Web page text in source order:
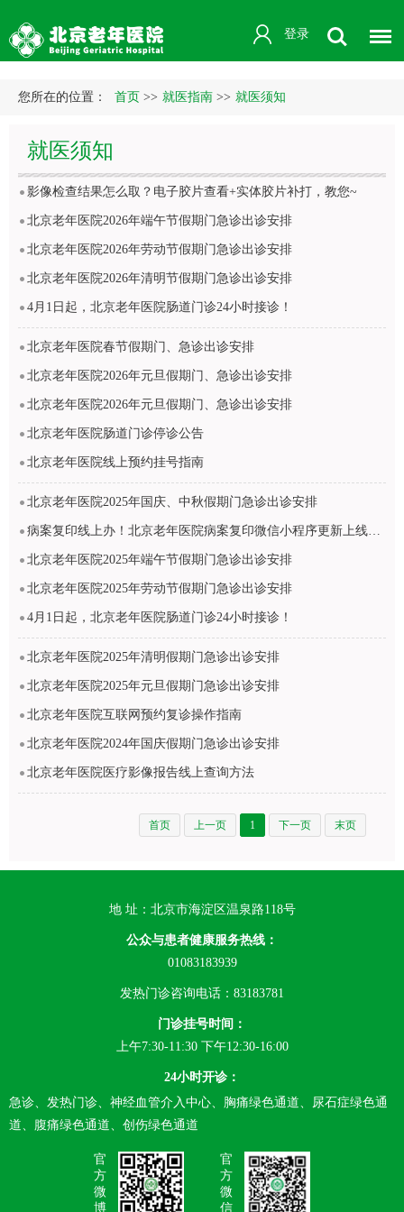
登录
您所在的位置： 首页 >> 就医指南 >> 就医须知
就医须知
影像检查结果怎么取？电子胶片查看+实体胶片补打，教您~
北京老年医院2026年端午节假期门急诊出诊安排
北京老年医院2026年劳动节假期门急诊出诊安排
北京老年医院2026年清明节假期门急诊出诊安排
4月1日起，北京老年医院肠道门诊24小时接诊！
北京老年医院春节假期门、急诊出诊安排
北京老年医院2026年元旦假期门、急诊出诊安排
北京老年医院2026年元旦假期门、急诊出诊安排
北京老年医院肠道门诊停诊公告
北京老年医院线上预约挂号指南
北京老年医院2025年国庆、中秋假期门急诊出诊安排
病案复印线上办！北京老年医院病案复印微信小程序更新上线啦→
北京老年医院2025年端午节假期门急诊出诊安排
北京老年医院2025年劳动节假期门急诊出诊安排
4月1日起，北京老年医院肠道门诊24小时接诊！
北京老年医院2025年清明假期门急诊出诊安排
北京老年医院2025年元旦假期门急诊出诊安排
北京老年医院互联网预约复诊操作指南
北京老年医院2024年国庆假期门急诊出诊安排
北京老年医院医疗影像报告线上查询方法
首页 上一页 1 下一页 末页
地 址：北京市海淀区温泉路118号
公众与患者健康服务热线：
01083183939
发热门诊咨询电话：83183781
门诊挂号时间：
上午7:30-11:30 下午12:30-16:00
24小时开诊：
急诊、发热门诊、神经血管介入中心、胸痛绿色通道、尿石症绿色通
道、腹痛绿色通道、创伤绿色通道
官
方
微
博
官
方
微
信